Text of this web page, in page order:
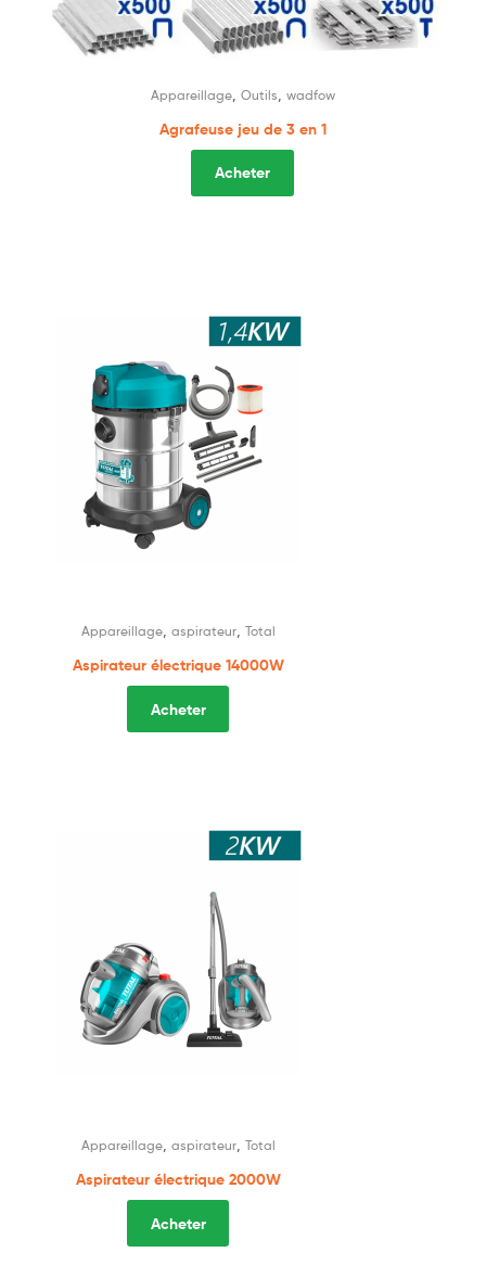
Appareillage, Outils wadfow
Agrafeuse jeu de 3 en 1
Acheter
Appareillage, aspirateur, Total
Aspirateur électrique 14000W
Acheter
Appareillage, aspirateur, Total
Aspirateur électrique 2000W
Acheter